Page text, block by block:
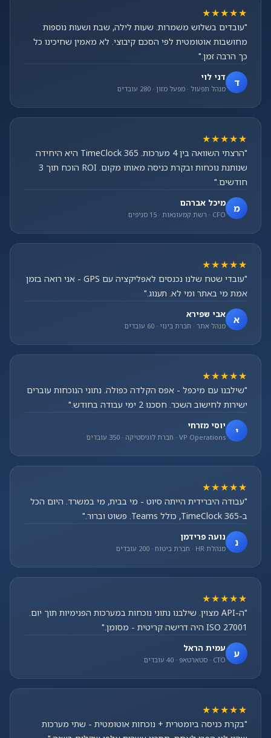
★★★★★
"עובדים בשלוש משמרות. שעות לילה, שבת ושעות נוספות
מחושבות אוטומטית לפי הסכם קיבוצי. לא מאמין שחיכינו כל
כך הרבה זמן."
ד דני לוי
מנהל תפעול · מפעל מזון · 280 עובדים
★★★★★
"הרצתי השוואה בין 4 מערכות. TimeClock 365 היא היחידה
שנותנת נוכחות ובקרת כניסה מאותו מקום. ROI הוכח תוך 3
חודשים."
מ מיכל אברהם
CFO · רשת קמעונאות · 15 סניפים
★★★★★
"עובדי שטח שלנו נכנסים לאפליקציה עם GPS - אני רואה בזמן
אמת מי באתר ומי לא. תענוג."
א אבי שפירא
מנהל אתר · חברת בינוי · 60 עובדים
★★★★★
"שילבנו עם מיכפל - אפס הקלדה כפולה. נתוני הנוכחות עוברים
ישירות לחישוב השכר. חסכנו 2 ימי עבודה בחודש."
י יוסי מזרחי
VP Operations · חברת לוגיסטיקה · 350 עובדים
★★★★★
"עבודה היברידית הייתה סיוט - מי בבית, מי במשרד. היום הכל
ב-TimeClock 365, כולל Teams. פשוט וברור."
נ נועה פרידמן
מנהלת HR · חברת ביטוח · 200 עובדים
★★★★★
"ה-API מצוין. שילבנו נתוני נוכחות במערכות הפנימיות תוך יום.
ISO 27001 היה דרישה קריטית - מסומן."
ע עמית הראל
CTO · סטארטאפ · 40 עובדים
★★★★★
"בקרת כניסה ביומטרית + נוכחות אוטומטית - שתי מערכות